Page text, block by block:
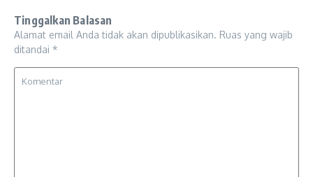
Tinggalkan Balasan
Alamat email Anda tidak akan dipublikasikan. Ruas yang wajib
ditandai *